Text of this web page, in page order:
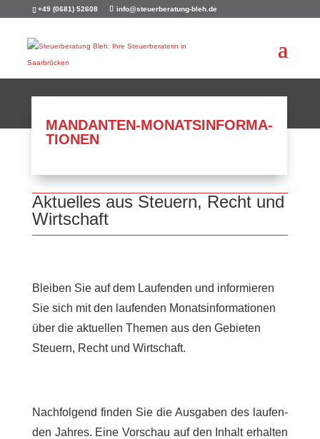
+49 (0681) 52608 info@steuerberatung-bleh.de
MANDAN­TEN-MONATS­IN­FOR­MA­
TIO­NEN
Aktuel­les aus Steuern, Recht und
Wirtschaft
Bleiben Sie auf dem Laufen­den und infor­mie­ren
Sie sich mit den laufen­den Monats­in­for­ma­tio­nen
über die aktuel­len Themen aus den Gebie­ten
Steuern, Recht und Wirtschaft.
Nachfol­gend finden Sie die Ausga­ben des laufen­
den Jahres. Eine Vorschau auf den Inhalt erhal­ten